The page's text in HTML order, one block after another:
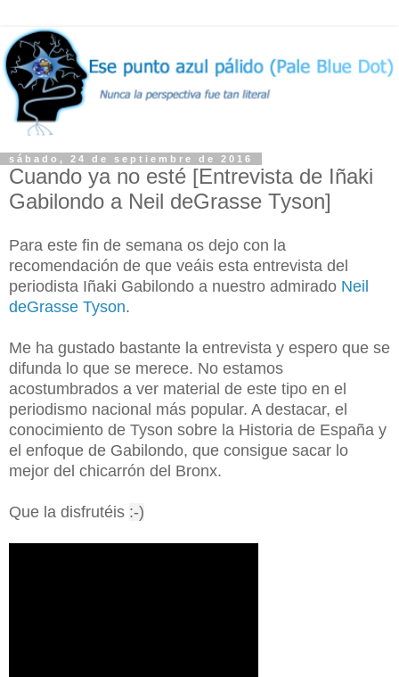
sábado, 24 de septiembre de 2016
Cuando ya no esté [Entrevista de Iñaki
Gabilondo a Neil deGrasse Tyson]
Para este fin de semana os dejo con la
recomendación de que veáis esta entrevista del
periodista Iñaki Gabilondo a nuestro admirado Neil
deGrasse Tyson.
Me ha gustado bastante la entrevista y espero que se
difunda lo que se merece. No estamos
acostumbrados a ver material de este tipo en el
periodismo nacional más popular. A destacar, el
conocimiento de Tyson sobre la Historia de España y
el enfoque de Gabilondo, que consigue sacar lo
mejor del chicarrón del Bronx.
Que la disfrutéis :-)